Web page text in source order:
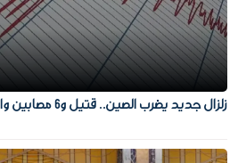
زلزال جديد يضرب الصين.. قتيل و6 مصابين واستنفار في إقليم سيتشوان